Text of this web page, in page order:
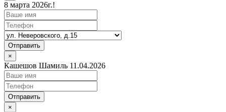
8 марта 2026г.!
Отправить
×
Кашешов Шамиль 11.04.2026
Отправить
×